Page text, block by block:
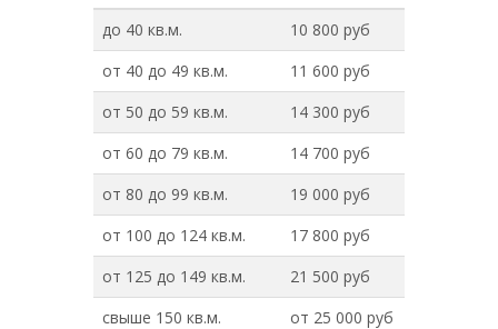
до 40 кв.м.
10 800 руб
от 40 до 49 кв.м.
11 600 руб
от 50 до 59 кв.м.
14 300 руб
от 60 до 79 кв.м.
14 700 руб
от 80 до 99 кв.м.
19 000 руб
от 100 до 124 кв.м.
17 800 руб
от 125 до 149 кв.м.
21 500 руб
свыше 150 кв.м.
от 25 000 руб